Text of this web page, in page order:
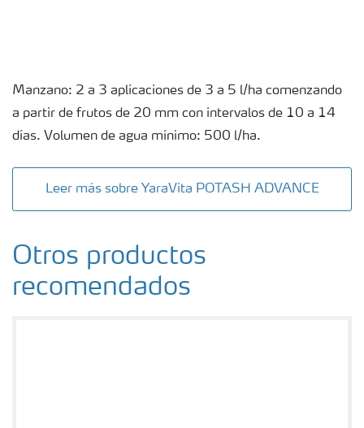
Manzano: 2 a 3 aplicaciones de 3 a 5 l/ha comenzando
a partir de frutos de 20 mm con intervalos de 10 a 14
días. Volumen de agua mínimo: 500 l/ha.
Leer más sobre YaraVita POTASH ADVANCE
Otros productos
recomendados